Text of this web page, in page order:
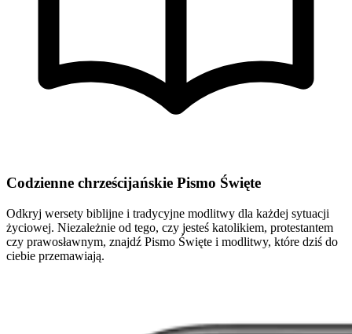
Codzienne chrześcijańskie Pismo Święte
Odkryj wersety biblijne i tradycyjne modlitwy dla każdej sytuacji
życiowej. Niezależnie od tego, czy jesteś katolikiem, protestantem
czy prawosławnym, znajdź Pismo Święte i modlitwy, które dziś do
ciebie przemawiają.